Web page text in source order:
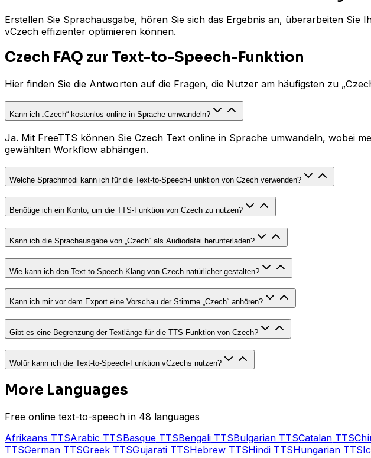
Erstellen Sie Sprachausgabe, hören Sie sich das Ergebnis an, überarbeiten
vCzech effizienter optimieren können.
Czech FAQ zur Text-to-Speech-Funktion
Hier finden Sie die Antworten auf die Fragen, die Nutzer am häufigsten zu
Kann ich „Czech“ kostenlos online in Sprache umwandeln?
Ja. Mit FreeTTS können Sie Czech Text online in Sprache umwandeln, wobei
gewählten Workflow abhängen.
Welche Sprachmodi kann ich für die Text-to-Speech-Funktion von Czech verwenden?
Benötige ich ein Konto, um die TTS-Funktion von Czech zu nutzen?
Kann ich die Sprachausgabe von „Czech“ als Audiodatei herunterladen?
Wie kann ich den Text-to-Speech-Klang von Czech natürlicher gestalten?
Kann ich mir vor dem Export eine Vorschau der Stimme „Czech“ anhören?
Gibt es eine Begrenzung der Textlänge für die TTS-Funktion von Czech?
Wofür kann ich die Text-to-Speech-Funktion vCzechs nutzen?
More Languages
Free online text-to-speech in 48 languages
Afrikaans TTSArabic TTSBasqueTTSBengaliTTSBulgarian TTSCatalan TTS
TTSGerman TTSGreek TTSGujaratiTTSHebrewTTSHindi TTSHungarian TTS